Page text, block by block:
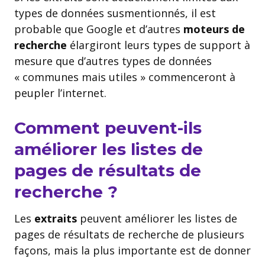
types de données susmentionnés, il est
probable que Google et d’autres moteurs de
recherche élargiront leurs types de support à
mesure que d’autres types de données
« communes mais utiles » commenceront à
peupler l’internet.
Comment peuvent-ils
améliorer les listes de
pages de résultats de
recherche ?
Les extraits peuvent améliorer les listes de
pages de résultats de recherche de plusieurs
façons, mais la plus importante est de donner